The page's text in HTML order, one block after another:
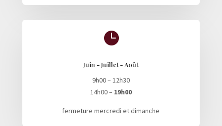

Juin - Juillet - Août
9h00 – 12h30
14h00 – 19h00
fermeture mercredi et dimanche